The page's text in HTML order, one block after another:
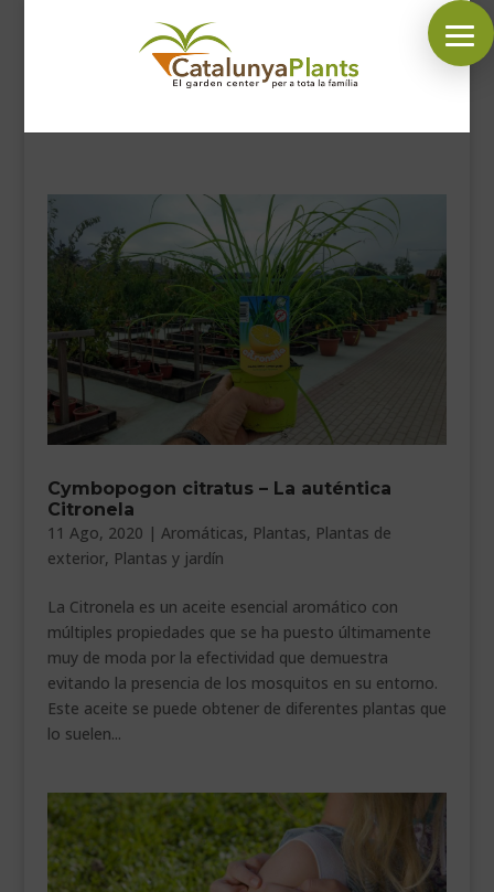
SÍGUENOS EN:
INICIO
PLANTAS
COMPLEMENTOS JARDÍN
MASCOTAS
DECORACIÓN
HORARIO GARDEN
CONTACTAR
BLOG
___________________________
VEURE EN CATALÀ
Cymbopogon citratus – La auténtica
Citronela
11 Ago, 2020 | Aromáticas, Plantas, Plantas de
exterior, Plantas y jardín
La Citronela es un aceite esencial aromático con
múltiples propiedades que se ha puesto últimamente
muy de moda por la efectividad que demuestra
evitando la presencia de los mosquitos en su entorno.
Este aceite se puede obtener de diferentes plantas que
lo suelen...